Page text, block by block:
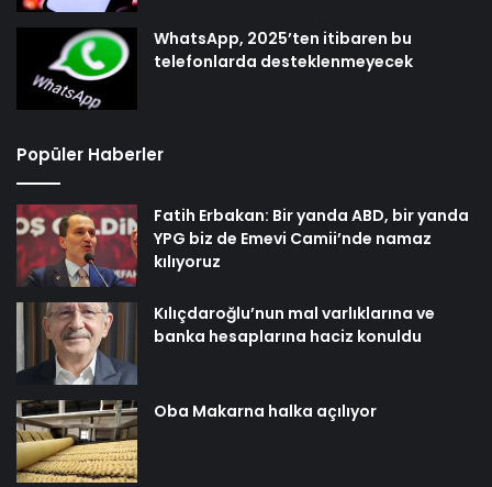
WhatsApp, 2025’ten itibaren bu
telefonlarda desteklenmeyecek
Popüler Haberler
Fatih Erbakan: Bir yanda ABD, bir yanda
YPG biz de Emevi Camii’nde namaz
kılıyoruz
Kılıçdaroğlu’nun mal varlıklarına ve
banka hesaplarına haciz konuldu
Oba Makarna halka açılıyor